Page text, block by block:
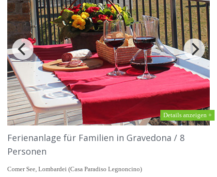
Details anzeigen +
Ferienanlage für Familien in Gravedona / 8
Personen
Comer See, Lombardei (Casa Paradiso Legnoncino)